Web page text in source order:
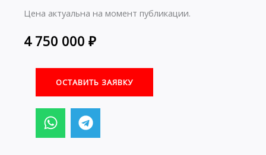
Цена актуальна на момент публикации.
4 750 000 ₽
ОСТАВИТЬ ЗАЯВКУ
W
h
a
T
e
l